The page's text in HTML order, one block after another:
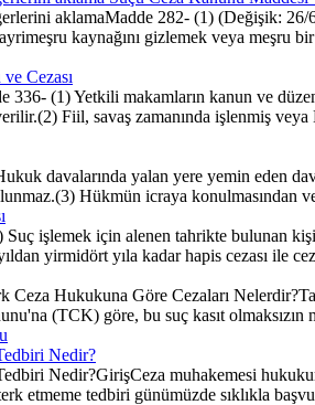
aklamaMadde 282- (1) (Değişik: 26/
kaynağını gizlemek veya
Cezası
336- (1) Yetkili makamların kanun ve
Fiil, savaş zamanında işlenmiş
davalarında yalan yere yemin eden
Hükmün icraya konulmasından
işlemek için alenen tahrikte bulunan kişi,
yirmidört yıla kadar hapis cezası ile
Hukukuna Göre Cezaları
(TCK) göre, bu suç kasıt
Nedir?
Nedir?GirişCeza muhakemesi
etmeme tedbiri günümüzde sıklıkla